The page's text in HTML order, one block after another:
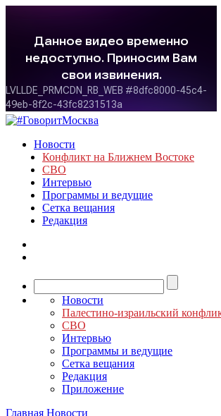
Новости
Конфликт на Ближнем Востоке
СВО
Интервью
Программы и ведущие
Сетка вещания
Редакция
Новости
Палестино-израильский
СВО
Интервью
Программы и ведущие
Сетка вещания
Редакция
Приложение
Главная Новости